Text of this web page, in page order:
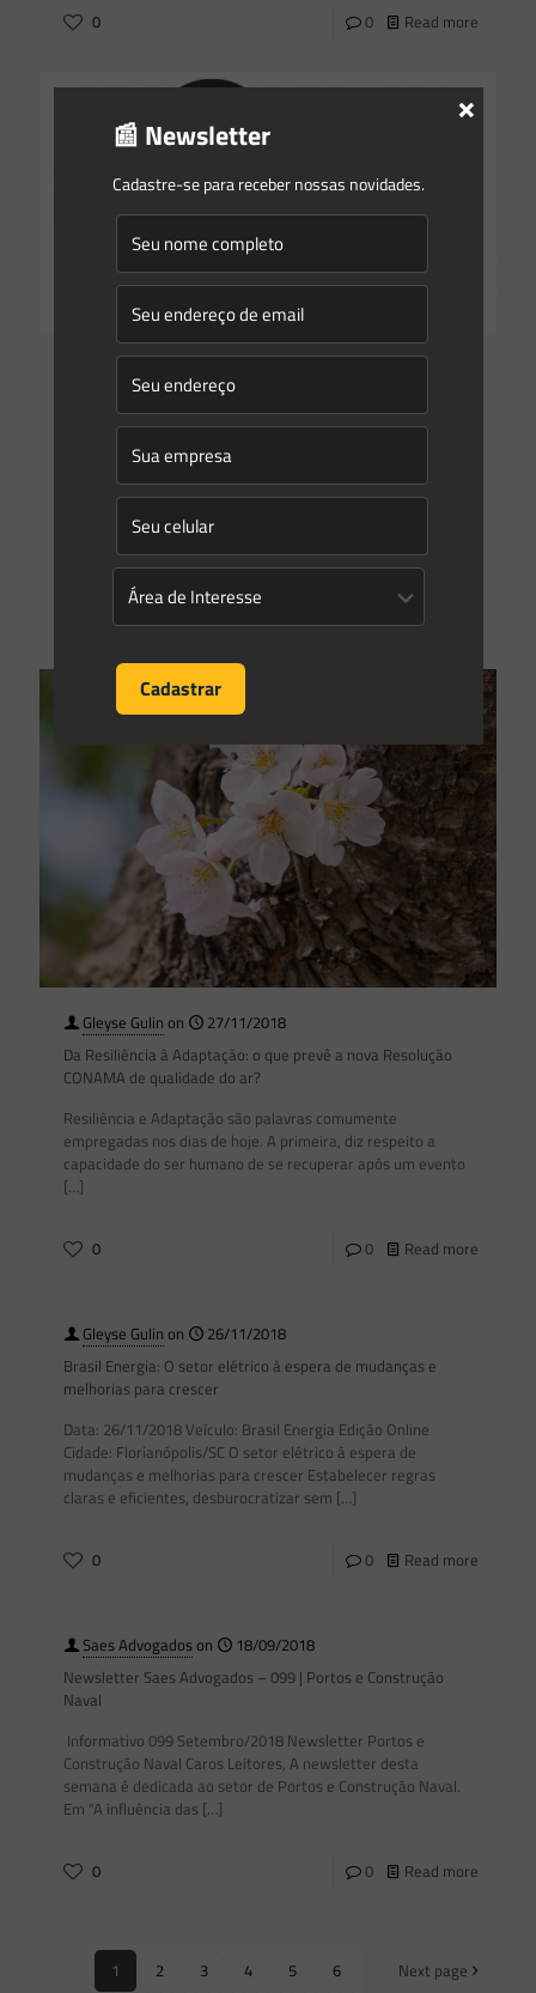
0 0 Read more
Interveniência do ICMBio em processos de licenciamento
ambiental
Processos de licenciamento ambiental de grandes projetos
(como terminais portuários) são costumeiramente
multidisciplinares estudos (EIA/Rima); propor medidas de
mitigação[…]
Read more
Gleyse Gulin on
27/11/2018
Da Resiliência à Adaptação: o que prevê a nova Resolução
CONAMA de qualidade do ar?
Resiliência e Adaptação são palavras comumente
empregadas nos dias de hoje. A primeira, diz respeito a
capacidade do ser humano de se recuperar após um evento
[…]
0 0 Read more
Gleyse Gulin on
26/11/2018
Brasil Energia: O setor elétrico à espera de mudanças e
melhorias para crescer
Data: 26/11/2018 Veículo: Brasil Energia Edição Online
Cidade: Florianópolis/SC O setor elétrico à espera de
mudanças e melhorias para crescer Estabelecer regras
claras e eficientes, desburocratizar sem […]
0 0 Read more
Saes Advogadoson
18/09/2018
Newsletter Saes Advogados – 099 | Portos e Construção
Naval
Informativo 099 Setembro/2018 Newsletter Portos e
Construção Naval Caros Leitores, A newsletter desta
semana é dedicada ao setor de Portos e Construção Naval.
Em “A influência das […]
0 0 Read more
1 2 3 4 5 6 Next page
📰 Newsletter
Cadastre-se para receber nossas novidades.
×